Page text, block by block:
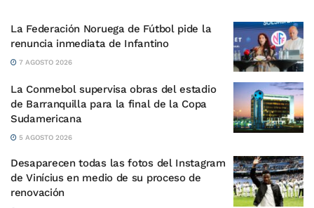
La Federación Noruega de Fútbol pide la
renuncia inmediata de Infantino
7 AGOSTO 2026
La Conmebol supervisa obras del estadio
de Barranquilla para la final de la Copa
Sudamericana
5 AGOSTO 2026
Desaparecen todas las fotos del Instagram
de Vinícius en medio de su proceso de
renovación